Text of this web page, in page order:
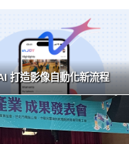
打造影像自動化新流程